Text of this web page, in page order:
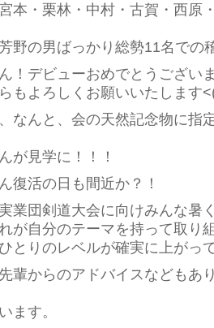
本・栗林・中村・古賀・西原
野の男ばっかり総勢11名での
！デビューおめでとうござい
もよろしくお願いいたします
なんと、会の天然記念物に指
が見学に！！！
復活の日も間近か？！
業団剣道大会に向けみんな暑
が自分のテーマを持って取り
とりのレベルが確実に上がっ
輩からのアドバイスなどもあ
ます。